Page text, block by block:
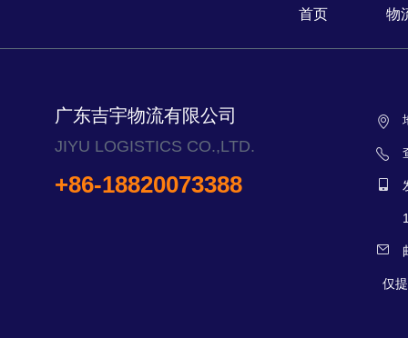
首页 物
广东吉宇物流有限公司
JIYU LOGISTICS CO.,LTD.
+86-18820073388
仅